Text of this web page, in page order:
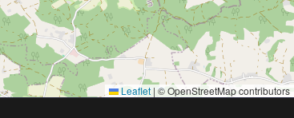
Leaflet | © OpenStreetMap contributors